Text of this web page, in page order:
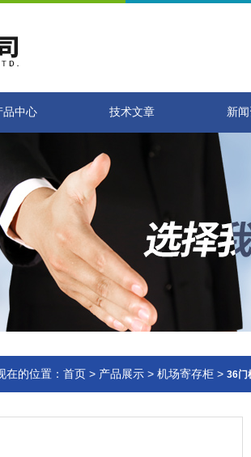
品中心 技术文章 新
在的位置： 首页 > 产品展示 > 机场寄存柜 > 36门